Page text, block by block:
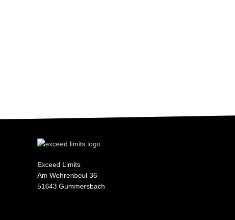
Exceed Limits
Am Wehrenbeul 36
51643 Gummersbach